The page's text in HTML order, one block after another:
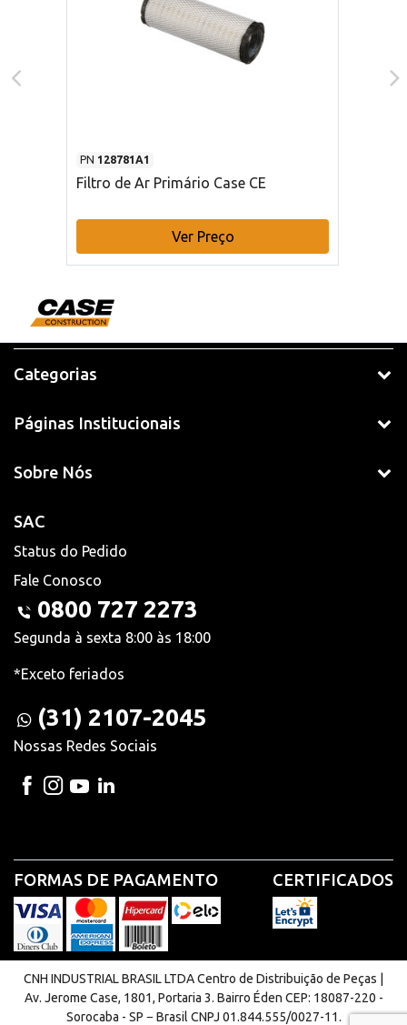
PN 128781A1
Filtro de Ar Primário Case CE
Ver Preço
Categorias
Páginas Institucionais
Sobre Nós
SAC
Status do Pedido
Fale Conosco
0800 727 2273
Segunda à sexta 8:00 às 18:00
*Exceto feriados
(31) 2107-2045
Nossas Redes Sociais
FORMAS DE PAGAMENTO CERTIFICADOS
CNH INDUSTRIAL BRASIL LTDA Centro de Distribuição de Peças |
Av. Jerome Case, 1801, Portaria 3. Bairro Éden CEP: 18087-220 -
Sorocaba - SP − Brasil CNPJ 01.844.555/0027-11.